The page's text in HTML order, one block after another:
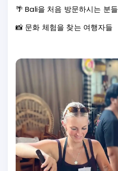
🌴 Bali을 처음 방문하시는 분들
📸 문화 체험을 찾는 여행자들